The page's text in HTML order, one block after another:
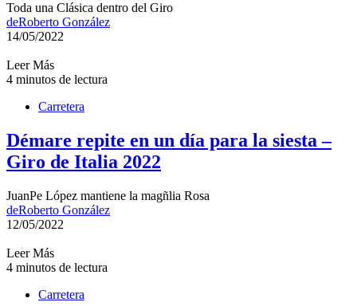
Toda una Clásica dentro del Giro
deRoberto González
14/05/2022
Leer Más
4 minutos de lectura
Carretera
Démare repite en un día para la siesta –
Giro de Italia 2022
JuanPe López mantiene la magñlia Rosa
deRoberto González
12/05/2022
Leer Más
4 minutos de lectura
Carretera